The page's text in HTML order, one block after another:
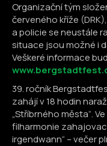
Organizační tým
červeného kříže
a policie se neustále
situace jsou možné i
Veškeré informace
39. ročník
zahájí v 18 hodin
„Stříbrného města“.
filharmonie
irgendwann“ – večer